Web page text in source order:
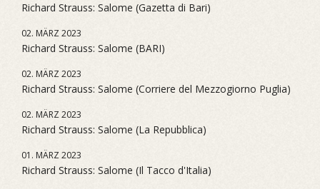
Richard Strauss: Salome (Gazetta di Bari)
02. MÄRZ 2023
Richard Strauss: Salome (BARI)
02. MÄRZ 2023
Richard Strauss: Salome (Corriere del Mezzogiorno Puglia)
02. MÄRZ 2023
Richard Strauss: Salome (La Repubblica)
01. MÄRZ 2023
Richard Strauss: Salome (Il Tacco d'Italia)